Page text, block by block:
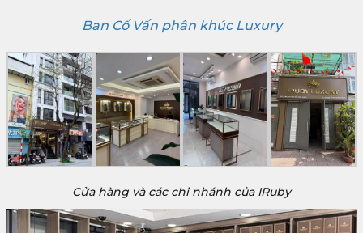
Ban Cố Vấn phân khúc Luxury
Cửa hàng và các chi nhánh của IRuby